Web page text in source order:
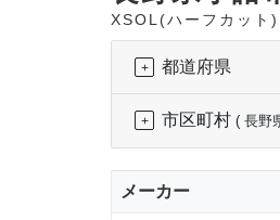
XSOL(ハーフカット
都道府県
市区町村 ( 長野
メーカー